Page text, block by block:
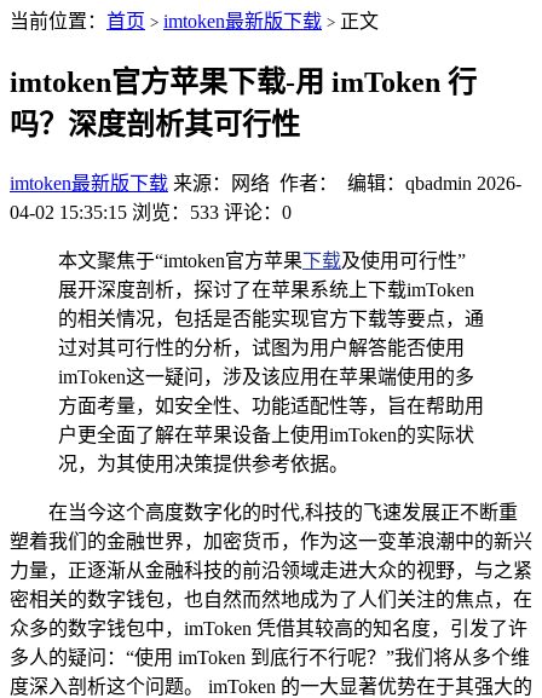
当前位置： 首页 > imtoken最新版下载 > 正文
imtoken官方苹果下载-用 imToken 行
吗？深度剖析其可行性
imtoken最新版下载 来源：网络 作者： 编辑：qbadmin 2026-
04-02 15:35:15 浏览：533 评论：0
本文聚焦于“imtoken官方苹果下载及使用可行性”
展开深度剖析，探讨了在苹果系统上下载imToken
的相关情况，包括是否能实现官方下载等要点，通
过对其可行性的分析，试图为用户解答能否使用
imToken这一疑问，涉及该应用在苹果端使用的多
方面考量，如安全性、功能适配性等，旨在帮助用
户更全面了解在苹果设备上使用imToken的实际状
况，为其使用决策提供参考依据。
在当今这个高度数字化的时代,科技的飞速发展正不断重
塑着我们的金融世界，加密货币，作为这一变革浪潮中的新兴
力量，正逐渐从金融科技的前沿领域走进大众的视野，与之紧
密相关的数字钱包，也自然而然地成为了人们关注的焦点，在
众多的数字钱包中，imToken 凭借其较高的知名度，引发了许
多人的疑问：“使用 imToken 到底行不行呢？”我们将从多个维
度深入剖析这个问题。 imToken 的一大显著优势在于其强大的